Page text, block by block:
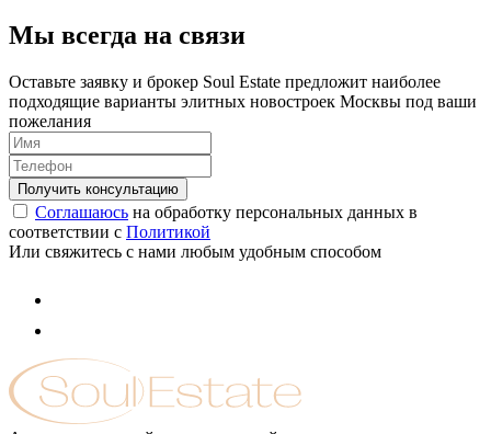
Мы всегда на связи
Оставьте заявку и брокер Soul Estate предложит наиболее
подходящие варианты элитных новостроек Москвы под ваши
пожелания
Соглашаюсь на обработку персональных данных в
соответствии с Политикой
Или свяжитесь с нами любым удобным способом